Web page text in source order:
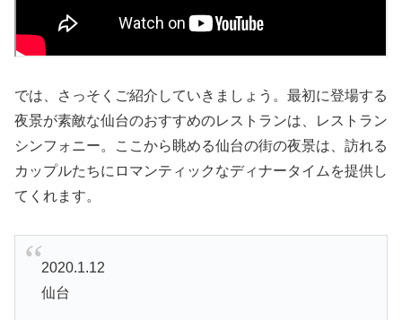
では、さっそくご紹介していきましょう。最初に登場する
夜景が素敵な仙台のおすすめのレストランは、レストラン
シンフォニー。ここから眺める仙台の街の夜景は、訪れる
カップルたちにロマンティックなディナータイムを提供し
てくれます。
2020.1.12
仙台